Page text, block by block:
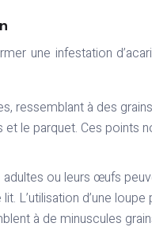
une infestation
ressemblant à des
le parquet. Ces points
adultes ou leurs œufs
L’utilisation d’une
à de minuscules